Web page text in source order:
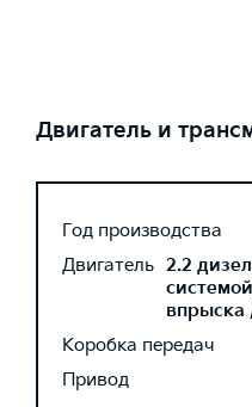
Двигатель и
Год производства
Двигатель 2.2
впрыска
Коробка передач
Привод